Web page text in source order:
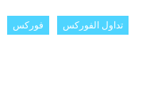
تداول الفوركس فوركس